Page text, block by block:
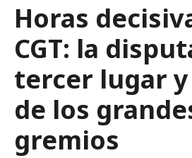
Horas
CGT: la
tercer lugar
de los
gremios